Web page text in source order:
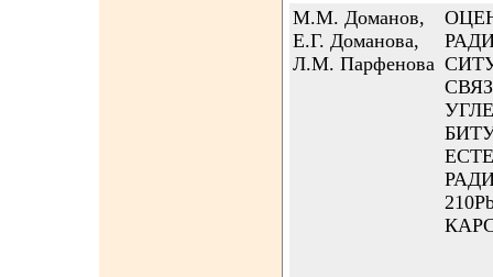
М.М. Доманов,
Е.Г. Доманова,
Л.М. Парфенова